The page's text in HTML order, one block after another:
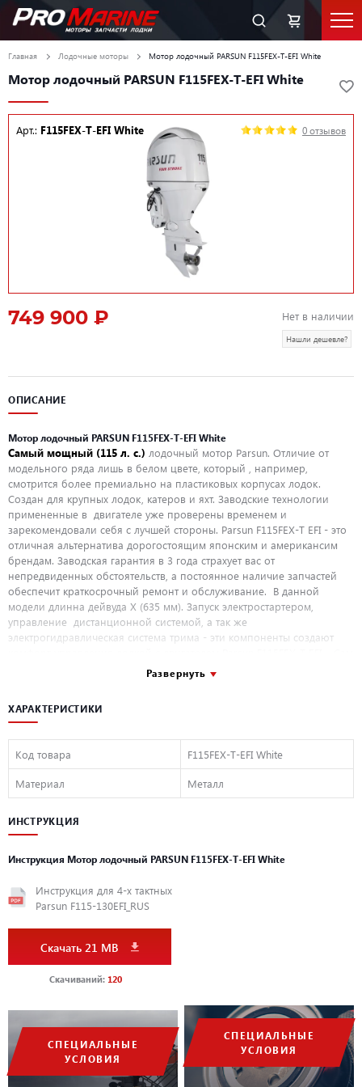
СПЕЦИАЛЬНЫЕ
УСЛОВИЯ
СПЕЦИАЛЬНЫЕ
УСЛОВИЯ
Главная Лодочные моторы Мотор лодочный PARSUN F115FEX-T-EFI White
Мотор лодочный PARSUN F115FEX-T-EFI White
Арт.: F115FEX-T-EFI White 0 отзывов
749 900 ₽ Нет в наличии
Нашли дешевле?
ОПИСАНИЕ
Мотор лодочный PARSUN F115FEX-T-EFI White
Самый мощный (115 л. с.) лодочный мотор Parsun. Отличие от
модельного ряда лишь в белом цвете, который , например,
смотрится более премиально на пластиковых корпусах лодок.
Создан для крупных лодок, катеров и яхт. Заводские технологии
примененные в двигателе уже проверены временем и
зарекомендовали себя с лучшей стороны. Parsun F115FEX-T EFI - это
отличная альтернатива дорогостоящим японским и американсим
брендам. Заводская гарантия в 3 года страхует вас от
непредвиденных обстоятельств, а постоянное наличие запчастей
обеспечит краткосрочный ремонт и обслуживание. В данной
модели длинна дейвуда X (635 мм). Запуск электростартером,
управление дистанционной системой, а так же
электрогидравлическая система трима - эти компоненты создают
двигатель весом 185кг требует грамотной установки и подключения,
поэтому стоит обращаться в проверенный сервисный центр.
Механизм подъема мотора
Двигатель
Развернуть
ХАРАКТЕРИСТИКИ
Код товара F115FEX-T-EFI White
Материал Металл
ИНСТРУКЦИЯ
Инструкция Мотор лодочный PARSUN F115FEX-T-EFI White
Инструкция для 4-х тактных
Parsun F115-130EFI_RUS
Скачать 21 MB
Скачиваний: 120